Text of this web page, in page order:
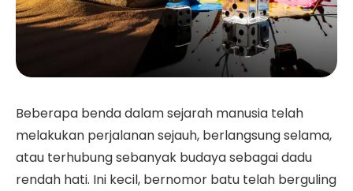
Beberapa benda dalam sejarah manusia telah
melakukan perjalanan sejauh, berlangsung selama,
atau terhubung sebanyak budaya sebagai dadu
rendah hati. Ini kecil, bernomor batu telah berguling